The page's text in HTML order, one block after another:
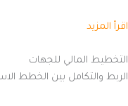
اقرأ المزيد
التخطيط المالي للجهات
الربط والتكامل بين الخطط